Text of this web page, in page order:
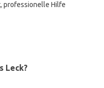
professionelle Hilfe
Leck?